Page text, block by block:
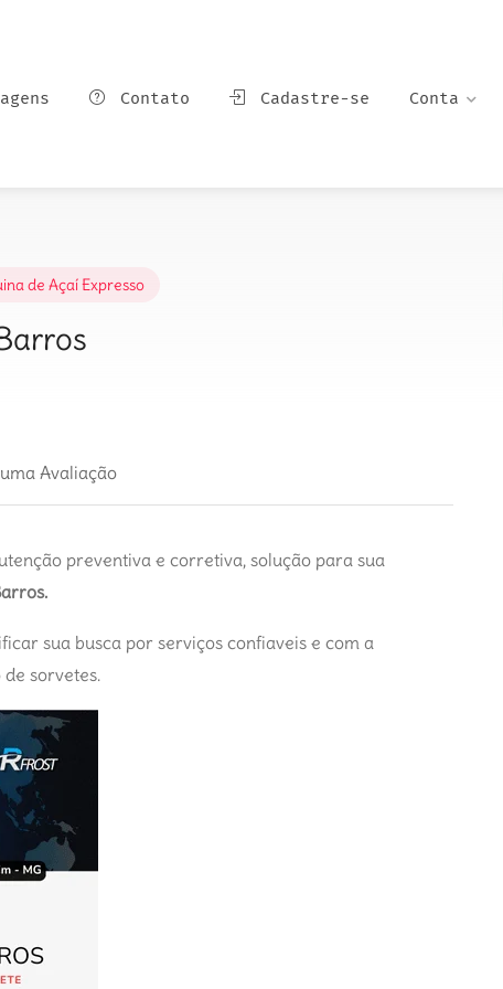
Contato Cadastre-se Conta
de Açaí Expresso
Avaliação
preventiva e corretiva, solução para sua
sua busca por serviços confiaveis e com a
sorvetes.